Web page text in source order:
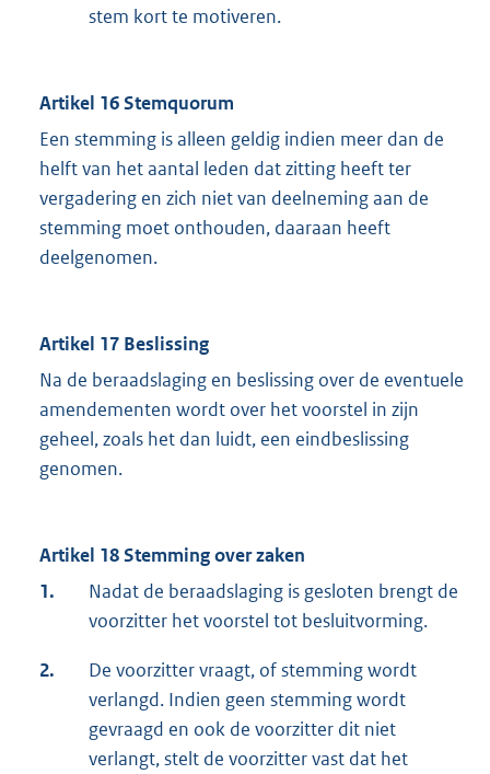
stem kort te motiveren.
Artikel 16 Stemquorum
Een stemming is alleen geldig indien meer dan de
helft van het aantal leden dat zitting heeft ter
vergadering en zich niet van deelneming aan de
stemming moet onthouden, daaraan heeft
deelgenomen.
Artikel 17 Beslissing
Na de beraadslaging en beslissing over de eventuele
amendementen wordt over het voorstel in zijn
geheel, zoals het dan luidt, een eindbeslissing
genomen.
Artikel 18 Stemming over zaken
1.
Nadat de beraadslaging is gesloten brengt de
voorzitter het voorstel tot besluitvorming.
2.
De voorzitter vraagt, of stemming wordt
verlangd. Indien geen stemming wordt
gevraagd en ook de voorzitter dit niet
verlangt, stelt de voorzitter vast dat het